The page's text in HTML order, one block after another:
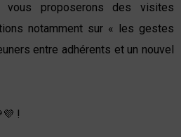
proposerons des visites
notamment sur « les gestes
entre adhérents et un nouvel
!